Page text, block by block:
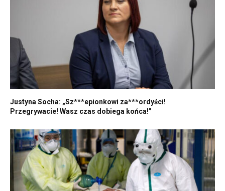
Justyna Socha: „Sz***epionkowi za***ordyści!
Przegrywacie! Wasz czas dobiega końca!”